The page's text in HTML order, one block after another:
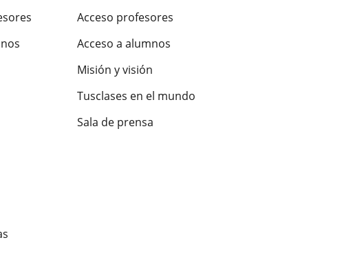
Acceso profesores
Acceso a alumnos
Misión y visión
Tusclases en el mundo
Sala de prensa